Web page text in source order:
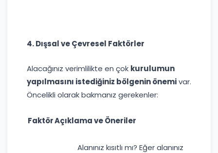
4. Dışsal ve Çevresel Faktörler
Alacağınız verimlilikte en çok kurulumun
yapılmasını istediğiniz bölgenin önemivar.
Öncelikli olarak bakmanız gerekenler:
FaktörAçıklama ve Öneriler
Alanınız kısıtlı mı? Eğer alanınız